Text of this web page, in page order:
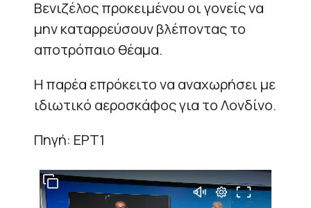
Βενιζέλος προκειμένου οι γονείς να
μην καταρρεύσουν βλέποντας το
αποτρόπαιο θέαμα.
Η παρέα επρόκειτο να αναχωρήσει με
ιδιωτικό αεροσκάφος για το Λονδίνο.
Πηγή: ΕΡΤ1